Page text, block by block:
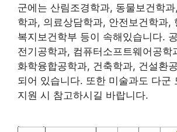
군에는 산림조경학과, 동물보건학
학과, 의료상담학과, 안전보건학과,
복지보건학부 등이 속해있습니다.
전기공학과, 컴퓨터소프트웨어공학
화학융합공학과, 건축학과, 건설환
되어 있습니다. 또한 미술과도 다군
지원 시 참고하시길 바랍니다.